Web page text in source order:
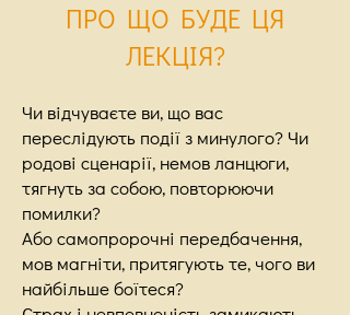
ПРО ЩО БУДЕ ЦЯ
ЛЕКЦІЯ?
Чи відчуваєте ви, що вас
переслідують події з минулого? Чи
родові сценарії, немов ланцюги,
тягнуть за собою, повторюючи
помилки?
Або самопророчні передбачення,
мов магніти, притягують те, чого ви
найбільше боїтеся?